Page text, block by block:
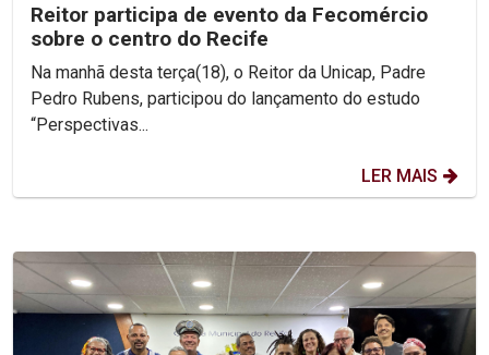
Reitor participa de evento da Fecomércio
sobre o centro do Recife
Na manhã desta terça(18), o Reitor da Unicap, Padre
Pedro Rubens, participou do lançamento do estudo
“Perspectivas...
LER MAIS